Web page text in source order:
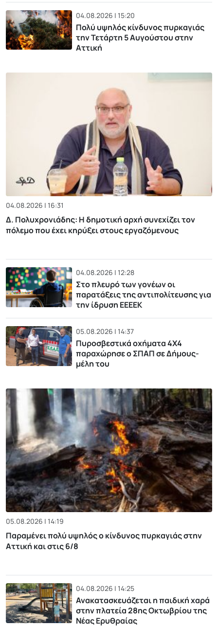
04.08.2026 | 15:20
Πολύ υψηλός κίνδυνος πυρκαγιάς
την Τετάρτη 5 Αυγούστου στην
Αττική
04.08.2026 | 16:31
Δ. Πολυχρονιάδης: Η δημοτική αρχή συνεχίζει τον
πόλεμο που έχει κηρύξει στους εργαζόμενους
04.08.2026 | 12:28
Στο πλευρό των γονέων οι
παρατάξεις της αντιπολίτευσης για
την ίδρυση ΕΕΕΕΚ
05.08.2026 | 14:37
Πυροσβεστικά οχήματα 4Χ4
παραχώρησε ο ΣΠΑΠ σε Δήμους-
μέλη του
05.08.2026 | 14:19
Παραμένει πολύ υψηλός ο κίνδυνος πυρκαγιάς στην
Αττική και στις 6/8
04.08.2026 | 14:25
Ανακατασκευάζεται η παιδική χαρά
στην πλατεία 28ης Οκτωβρίου της
Νέας Ερυθραίας